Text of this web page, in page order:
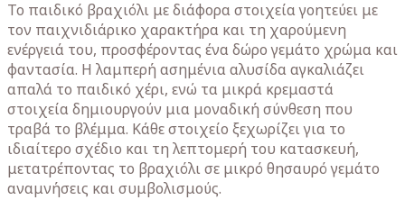
36,00€.
Το παιδικό βραχιόλι με διάφορα στοιχεία γοητεύει με
τον παιχνιδιάρικο χαρακτήρα και τη χαρούμενη
ενέργειά του, προσφέροντας ένα δώρο γεμάτο χρώμα και
φαντασία. Η λαμπερή ασημένια αλυσίδα αγκαλιάζει
απαλά το παιδικό χέρι, ενώ τα μικρά κρεμαστά
στοιχεία δημιουργούν μια μοναδική σύνθεση που
τραβά το βλέμμα. Κάθε στοιχείο ξεχωρίζει για το
ιδιαίτερο σχέδιο και τη λεπτομερή του κατασκευή,
μετατρέποντας το βραχιόλι σε μικρό θησαυρό γεμάτο
αναμνήσεις και συμβολισμούς.